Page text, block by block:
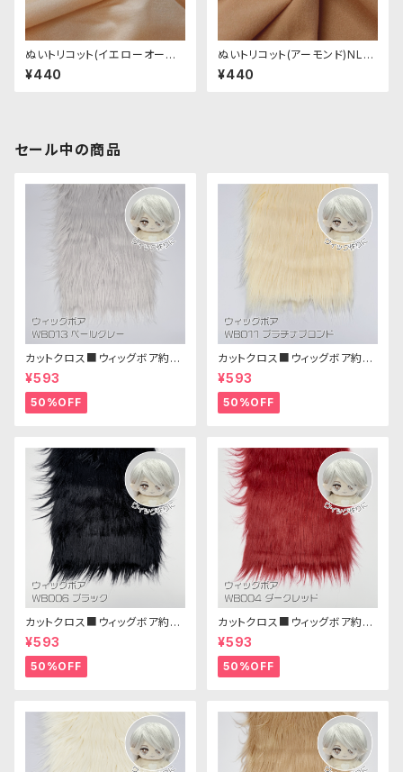
ぬいトリコット(イエローオーク
ル)NL003 ぬいぐるみ用薄手パ
イル生地 20cm
¥440
ぬいトリコット(アーモンド)NL0
04 ぬいぐるみ用薄手パイル生
地 20cm
¥440
セール中の商品
カットクロス■ウィッグボア約8c
m(ペールグレー)WB013 ボア
生地 25cm × 45cm
¥593
50%OFF
カットクロス■ウィッグボア約8c
m(プラチナブロンド)WB011 ボ
ア生地 25cm × 45cm
¥593
50%OFF
カットクロス■ウィッグボア約8c
m(ブラック)WB006ボア生地 2
5cm × 45cm
¥593
50%OFF
カットクロス■ウィッグボア約8c
m(ダークレッド)WB004ボア生
地 25cm × 45cm
¥593
50%OFF